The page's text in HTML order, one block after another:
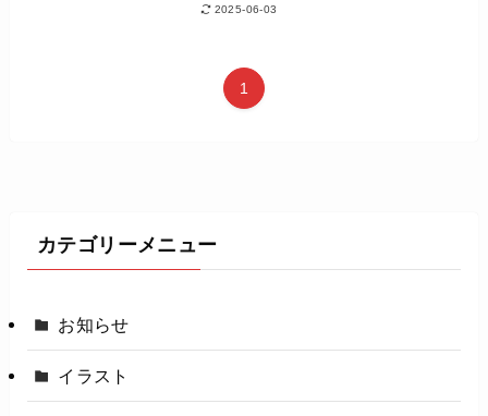
2025-06-03
1
カテゴリーメニュー
お知らせ
イラスト